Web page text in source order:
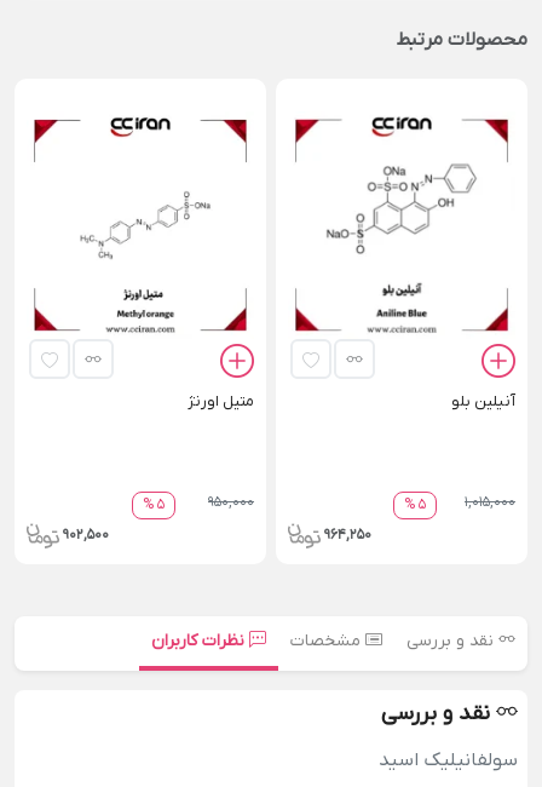
محصولات مرتبط
آنیلین بلو
5 %
1,015,000
964,250
متیل اورنژ
5 %
950,000
902,500
نقد و بررسی مشخصات نظرات کاربران
نقد و بررسی
سولفانیلیک اسید